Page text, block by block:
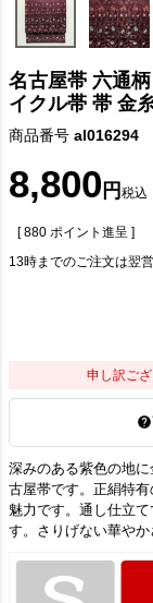
名古屋帯 六通
イクル帯 帯 金
商品番号 al016294
8,800 税込
[ 880 ポイント進呈 ]
13時までのご注文は翌
申し訳ご
深みのある紫色の地
古屋帯です。正絹特
魅力です。通し仕立
す。さりげない華やか